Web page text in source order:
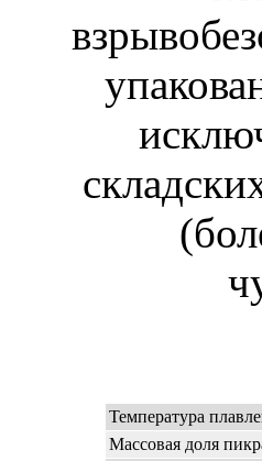
Температура
Массовая доля